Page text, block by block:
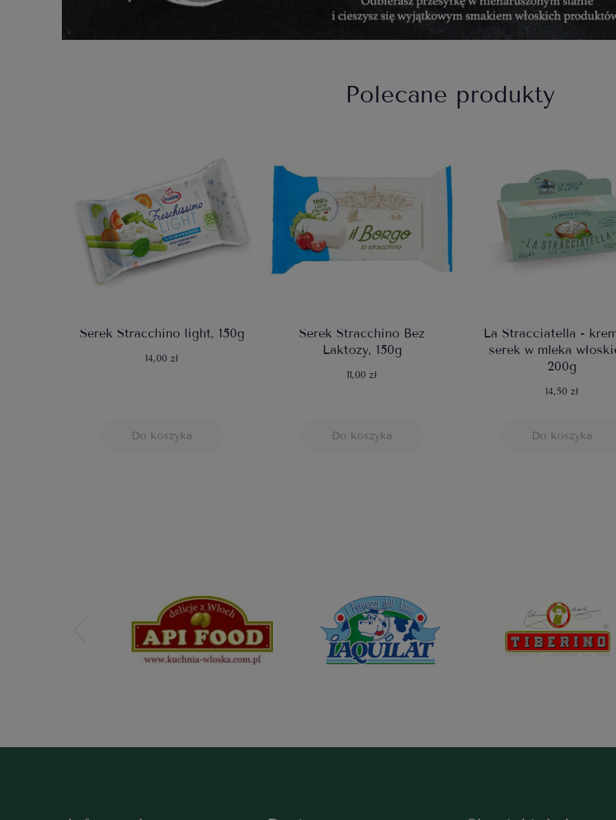
Polecane produkty
Serek Stracchino light, 150g
14,00 zł
Do koszyka
Serek Stracchino Bez
Laktozy, 150g
11,00 zł
Do koszyka
La Stracciatella -
serek w mleka
200g
14,50 zł
Do koszyka